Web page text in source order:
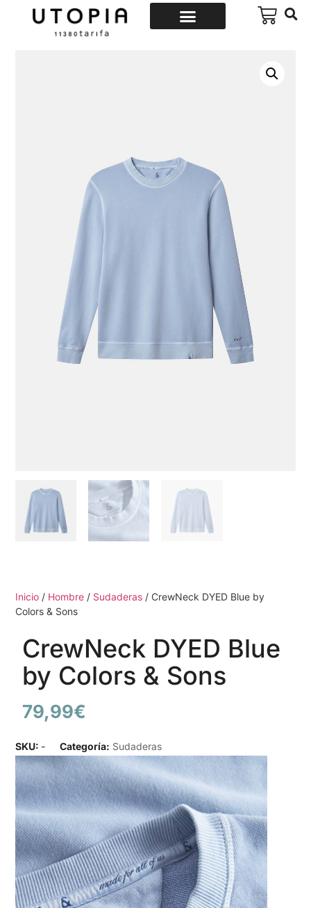
Inicio / Hombre / Sudaderas / CrewNeck DYED Blue by
Colors & Sons
CrewNeck DYED Blue
by Colors & Sons
79,99€
SKU: - Categoría: Sudaderas